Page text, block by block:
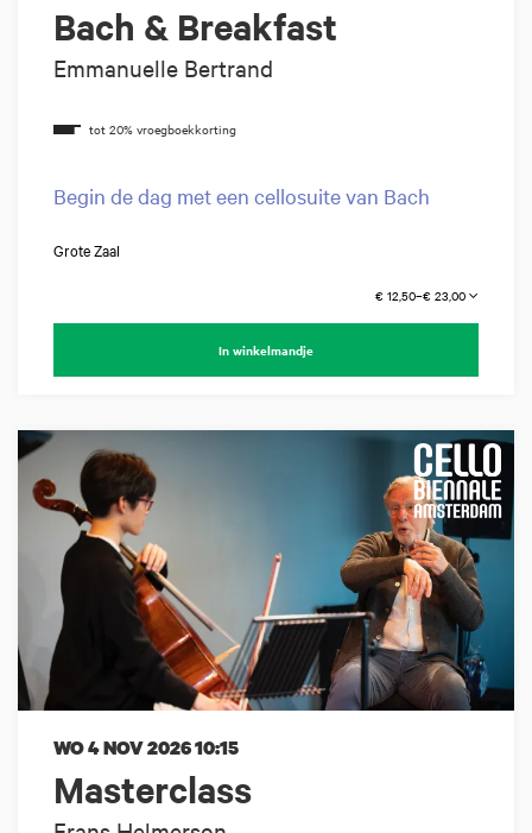
Bach & Breakfast
Emmanuelle Bertrand
Begin de dag met een cellosuite van Bach
Grote Zaal
€ 12,50–€ 23,00
In winkelmandje
Masterclass
WO 4 NOV 202610:15